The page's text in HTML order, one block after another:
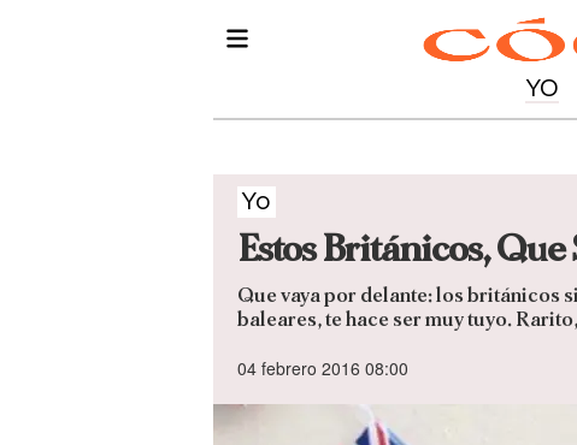
YO
Yo
Estos Británicos, Que
Que vaya por delante: los británicos
baleares, te hace ser muy tuyo.
04 febrero 2016 08:00